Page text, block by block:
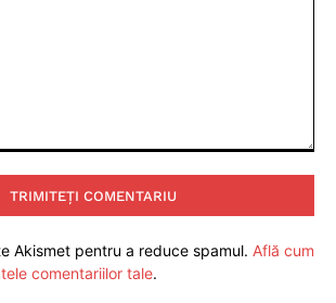
Akismet pentru a reduce spamul. Află cum
comentariilor tale.